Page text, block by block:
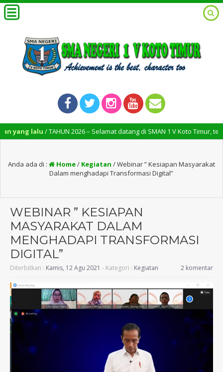
/ TAHUN 2026 – Selamat datang di SMAN 1 V Koto Timur, tempat
Anda ada di : Home/ Kegiatan /Webinar ” Kesiapan Masyarakat
Dalam menghadapi Transformasi Digital”
WEBINAR ” KESIAPAN
MASYARAKAT DALAM
MENGHADAPI TRANSFORMASI
DIGITAL”
Diterbitkan : Kamis, 12 Agu 2021 - Kategori : Kegiatan 2 komentar